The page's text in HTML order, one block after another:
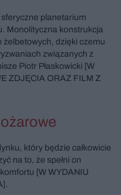
planetarium
Monolityczna konstrukcja
żelbetowych, dzięki czemu
związanych z
Piotr Płaskowicki [W
ZDJĘCIA ORAZ FILM Z
który będzie całkowicie
na to, że spełni on
[W WYDANIU